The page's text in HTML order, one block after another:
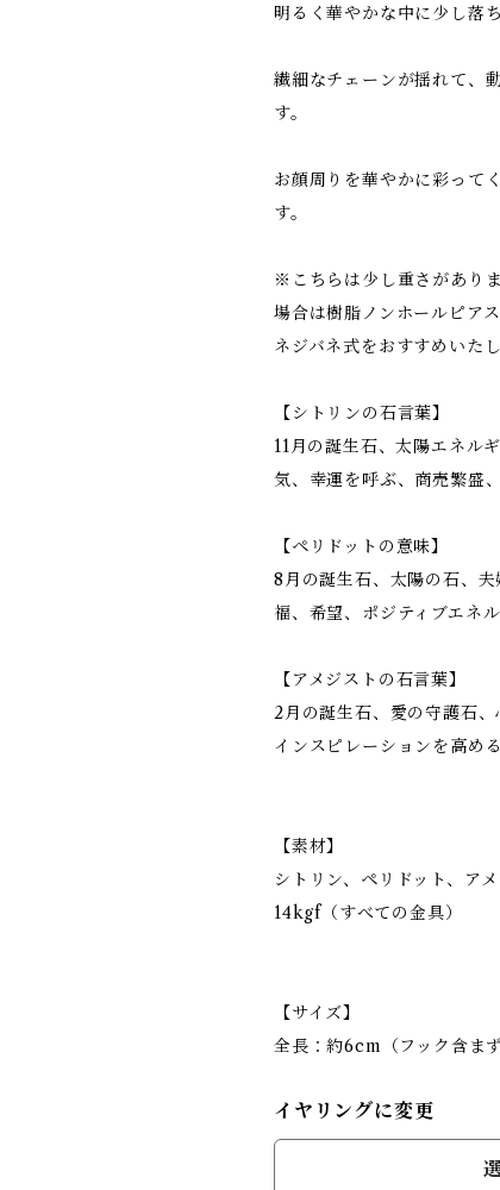
明るく華やかな中に少し落
繊細なチェーンが揺れて、
す。
お顔周りを華やかに彩って
す。
※こちらは少し重さがあり
場合は樹脂ノンホールピア
ネジバネ式をおすすめいたし
【シトリンの石言葉】
11月の誕生石、太陽エネル
気、幸運を呼ぶ、商売繁盛
【ペリドットの意味】
8月の誕生石、太陽の石、
福、希望、ポジティブエネ
【アメジストの石言葉】
2月の誕生石、愛の守護石、
インスピレーションを高める
【素材】
シトリン、ペリドット、ア
14kgf（すべての金具）
【サイズ】
全長：約6cm（フック含まず
イヤリングに変更